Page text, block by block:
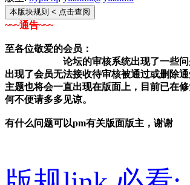
本版块规则 < 点击查阅
~~~通告~~~
至各位敬爱的会员：
论坛的审核系统出现了一些问题
出现了会员无法接收待审核被通过或删除
主题也将会一直出现在版面上，目前已在
何不便请多多见谅。
有什么问题可以pm有关版面版主，谢谢